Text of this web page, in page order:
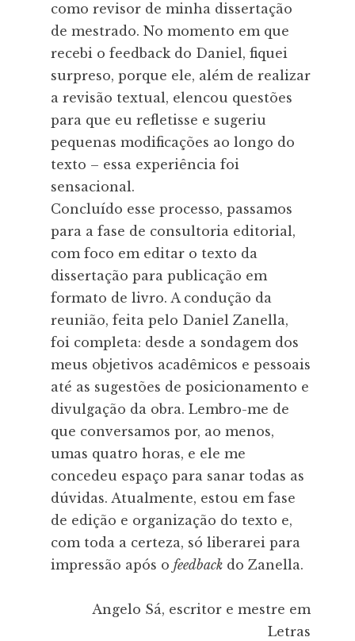
como revisor de minha dissertação
de mestrado. No momento em que
recebi o feedback do Daniel, fiquei
surpreso, porque ele, além de realizar
a revisão textual, elencou questões
para que eu refletisse e sugeriu
pequenas modificações ao longo do
texto – essa experiência foi
sensacional.
Concluído esse processo, passamos
para a fase de consultoria editorial,
com foco em editar o texto da
dissertação para publicação em
formato de livro. A condução da
reunião, feita pelo Daniel Zanella,
foi completa: desde a sondagem dos
meus objetivos acadêmicos e pessoais
até as sugestões de posicionamento e
divulgação da obra. Lembro-me de
que conversamos por, ao menos,
umas quatro horas, e ele me
concedeu espaço para sanar todas as
dúvidas. Atualmente, estou em fase
de edição e organização do texto e,
com toda a certeza, só liberarei para
impressão após o feedback do Zanella.
Angelo Sá, escritor e mestre em
Letras